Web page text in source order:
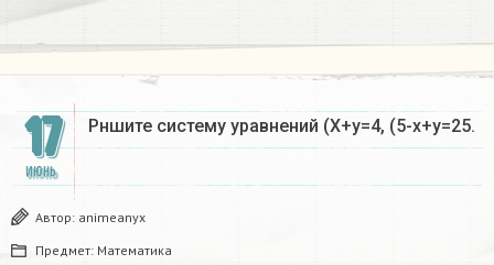
17
ИЮНЬ
Рншите систему уравнений (X+y=4, (5-x+y=25.
Автор: animeanyx
Предмет: Математика